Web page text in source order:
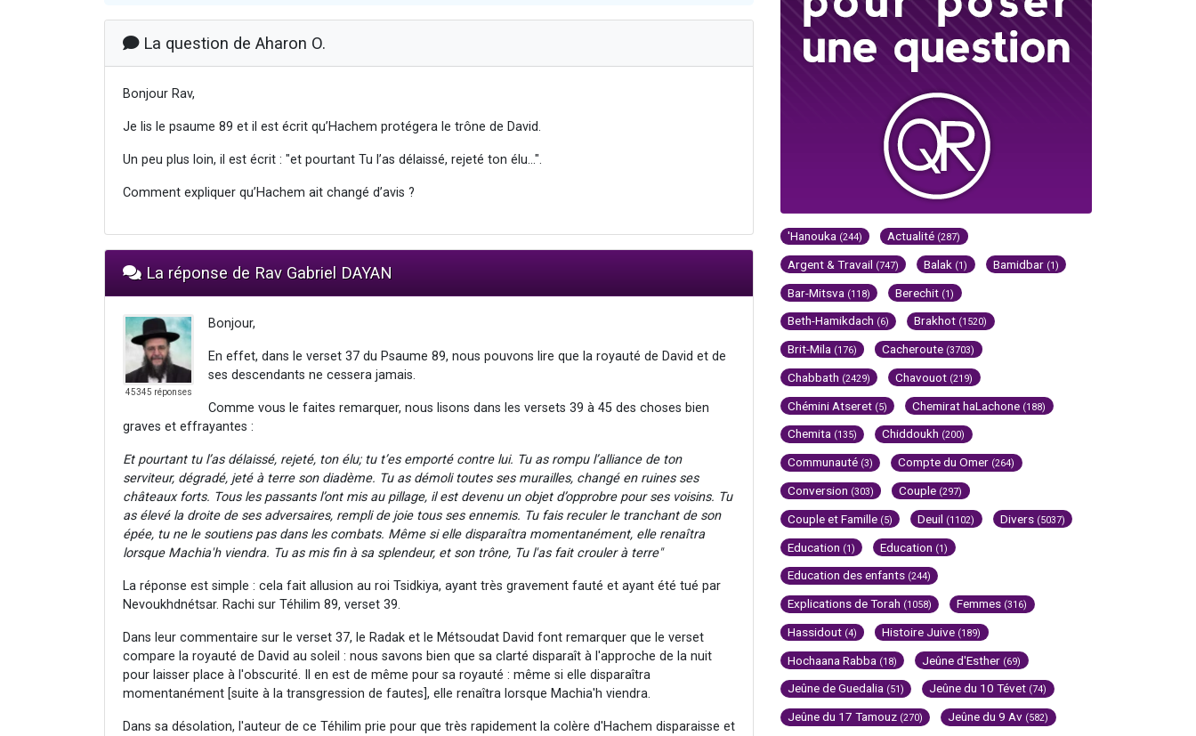
La question de Aharon O.
Bonjour Rav,
Je lis le psaume 89 et il est écrit qu’Hachem protégera le trône de David.
Un peu plus loin, il est écrit : "et pourtant Tu l’as délaissé, rejeté ton élu...".
Comment expliquer qu’Hachem ait changé d’avis ?
La réponse de Rav Gabriel DAYAN
45345 réponses
Bonjour,
En effet, dans le verset 37 du Psaume 89, nous pouvons lire que la royauté de David et de
ses descendants ne cessera jamais.
Comme vous le faites remarquer, nous lisons dans les versets 39 à 45 des choses bien
graves et effrayantes :
Et pourtant tu l’as délaissé, rejeté, ton élu; tu t’es emporté contre lui. Tu as rompu l’alliance de ton
serviteur, dégradé, jeté à terre son diadème. Tu as démoli toutes ses murailles, changé en ruines ses
châteaux forts. Tous les passants l’ont mis au pillage, il est devenu un objet d’opprobre pour ses voisins. Tu
as élevé la droite de ses adversaires, rempli de joie tous ses ennemis. Tu fais reculer le tranchant de son
épée, tu ne le soutiens pas dans les combats. Même si elle disparaîtra momentanément, elle renaîtra
lorsque Machia'h viendra. Tu as mis fin à sa splendeur, et son trône, Tu l'as fait crouler à terre"
La réponse est simple : cela fait allusion au roi Tsidkiya, ayant très gravement fauté et ayant été tué par
Nevoukhdnétsar. Rachi sur Téhilim 89, verset 39.
Dans leur commentaire sur le verset 37, le Radak et le Métsoudat David font remarquer que le verset
compare la royauté de David au soleil : nous savons bien que sa clarté disparaît à l'approche de la nuit
pour laisser place à l'obscurité. Il en est de même pour sa royauté : même si elle disparaîtra
momentanément [suite à la transgression de fautes], elle renaîtra lorsque Machia'h viendra.
Dans sa désolation, l'auteur de ce Téhilim prie pour que très rapidement la colère d'Hachem disparaisse et
'Hanouka (244) Actualité (287)
Argent & Travail (747) Balak (1) Bamidbar (1)
Bar-Mitsva (118) Berechit (1)
Beth-Hamikdach (6) Brakhot (1520)
Brit-Mila (176) Cacheroute (3703)
Chabbath (2429) Chavouot (219)
Chémini Atseret (5) Chemirat haLachone (188)
Chemita (135) Chiddoukh (200)
Communauté (3) Compte du Omer (264)
Conversion (303) Couple (297)
Couple et Famille (5) Deuil (1102) Divers (5037)
Education (1) Education (1)
Education des enfants (244)
Explications de Torah (1058) Femmes (316)
Hassidout (4) Histoire Juive (189)
Hochaana Rabba (18) Jeûne d'Esther (69)
Jeûne de Guedalia (51) Jeûne du 10 Tévet (74)
Jeûne du 17 Tamouz (270) Jeûne du 9 Av (582)